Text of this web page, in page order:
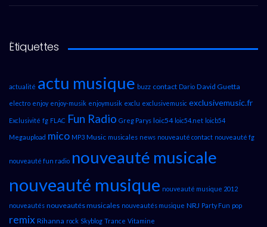
Étiquettes
actualité actu musique buzz contact Dario David Guetta
electro enjoy enjoy-musik enjoymusik exclu exclusivemusic exclusivemusic.fr
Exclusivité fg FLAC Fun Radio Greg Parys loic54 loic54.net loicb54
Megaupload mico MP3 Music musicales news nouveauté contact nouveauté fg
nouveauté fun radio nouveauté musicale
nouveauté musique nouveauté musique 2012
nouveautés nouveautés musicales nouveautés musique NRJ Party Fun pop
remix Rihanna rock Skyblog Trance Vitamine